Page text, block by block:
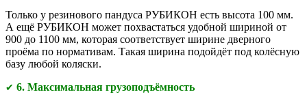
Только у резинового пандуса РУБИКОН есть высота 100 мм.
А ещё РУБИКОН может похвастаться удобной шириной от
900 до 1100 мм, которая соответствует ширине дверного
проёма по нормативам. Такая ширина подойдёт под колёсную
базу любой коляски.
✔ 6. Максимальная грузоподъёмность